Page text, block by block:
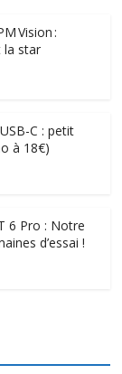
Vision :
la star
C : petit
à 18€)
6 Pro : Notre
d’essai !